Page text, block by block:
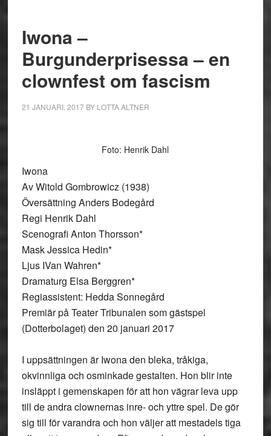
Iwona –
Burgunderprisessa – en
clownfest om fascism
21 JANUARI, 2017BY LOTTA ALTNER
Foto: Henrik Dahl
Iwona
Av Witold Gombrowicz (1938)
Översättning Anders Bodegård
Regi Henrik Dahl
Scenografi Anton Thorsson*
Mask Jessica Hedin*
Ljus IVan Wahren*
Dramaturg Elsa Berggren*
Regiassistent: Hedda Sonnegård
Premiär på Teater Tribunalen som gästspel
(Dotterbolaget) den 20 januari 2017
I uppsättningen är Iwona den bleka, tråkiga,
okvinnliga och osminkade gestalten. Hon blir inte
insläppt i gemenskapen för att hon vägrar leva upp
till de andra clownernas inre- och yttre spel. De gör
sig till för varandra och hon väljer att mestadels tiga